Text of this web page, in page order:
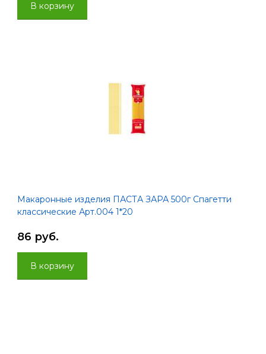
В корзину
Макаронные изделия ПАСТА ЗАРА 500г Спагетти
классические Арт.004 1*20
86 руб.
В корзину